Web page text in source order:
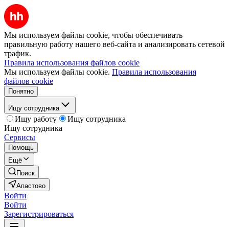
Мы используем файлы cookie, чтобы обеспечивать
правильную работу нашего веб-сайта и анализировать сетевой
трафик.
Правила использования файлов cookie
Мы используем файлы cookie. Правила использования
файлов cookie
Понятно
Ищу сотрудника
Ищу работу
Ищу сотрудника
Ищу сотрудника
Сервисы
Помощь
Ещё
Поиск
Апастово
Войти
Войти
Зарегистрироваться